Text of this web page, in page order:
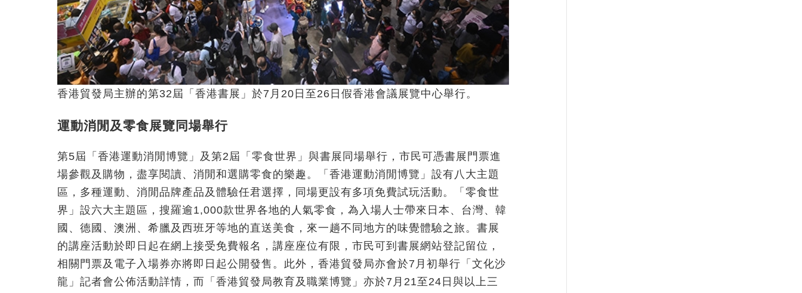
香港貿發局主辦的第32屆「香港書展」於7月20日至26日假香港會議展覽中心舉行。
運動消閒及零食展覽同場舉行
第5屆「香港運動消閒博覽」及第2屆「零食世界」與書展同場舉行，市民可憑書展門票進
場參觀及購物，盡享閱讀、消閒和選購零食的樂趣。「香港運動消閒博覽」設有八大主題
區，多種運動、消閒品牌產品及體驗任君選擇，同場更設有多項免費試玩活動。「零食世
界」設六大主題區，搜羅逾1,000款世界各地的人氣零食，為入場人士帶來日本、台灣、韓
國、德國、澳洲、希臘及西班牙等地的直送美食，來一趟不同地方的味覺體驗之旅。書展
的講座活動於即日起在網上接受免費報名，講座座位有限，市民可到書展網站登記留位，
相關門票及電子入場券亦將即日起公開發售。此外，香港貿發局亦會於7月初舉行「文化沙
龍」記者會公佈活動詳情，而「香港貿發局教育及職業博覽」亦於7月21至24日與以上三